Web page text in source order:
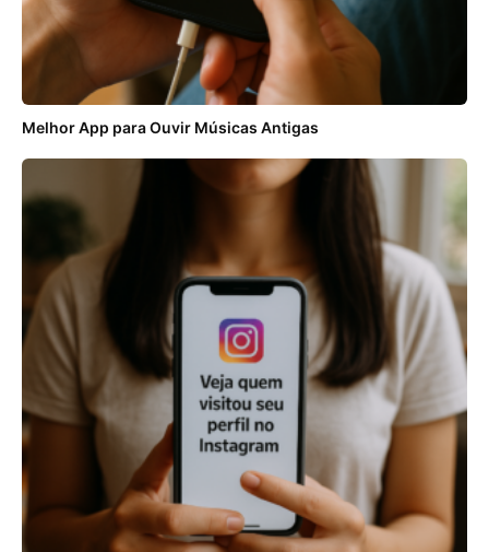
Melhor App para Ouvir Músicas Antigas